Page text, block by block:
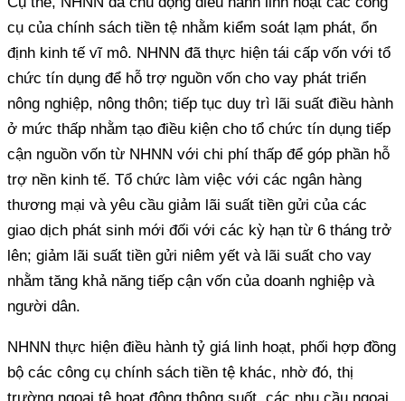
cụ của chính sách tiền tệ nhằm kiểm soát lạm phát, ổn
định kinh tế vĩ mô. NHNN đã thực hiện tái cấp vốn với tổ
chức tín dụng để hỗ trợ nguồn vốn cho vay phát triển
nông nghiệp, nông thôn; tiếp tục duy trì lãi suất điều hành
ở mức thấp nhằm tạo điều kiện cho tổ chức tín dụng tiếp
cận nguồn vốn từ NHNN với chi phí thấp để góp phần hỗ
trợ nền kinh tế. Tổ chức làm việc với các ngân hàng
thương mại và yêu cầu giảm lãi suất tiền gửi của các
giao dịch phát sinh mới đối với các kỳ hạn từ 6 tháng trở
lên; giảm lãi suất tiền gửi niêm yết và lãi suất cho vay
nhằm tăng khả năng tiếp cận vốn của doanh nghiệp và
người dân.
NHNN thực hiện điều hành tỷ giá linh hoạt, phối hợp đồng
bộ các công cụ chính sách tiền tệ khác, nhờ đó, thị